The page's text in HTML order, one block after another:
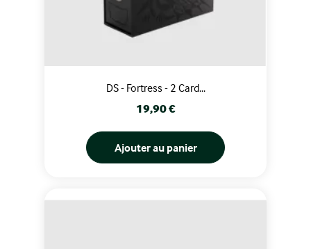
DS - Fortress - 2 Card...
Prix
19,90 €
Ajouter au panier